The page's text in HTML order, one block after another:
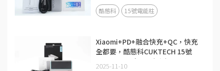
酷態科 15號電能柱
Xiaomi+PD+融合快充+QC，快充
全都要，酷態科CUKTECH 15號
140W 3C1A充電器評測
2025-11-10